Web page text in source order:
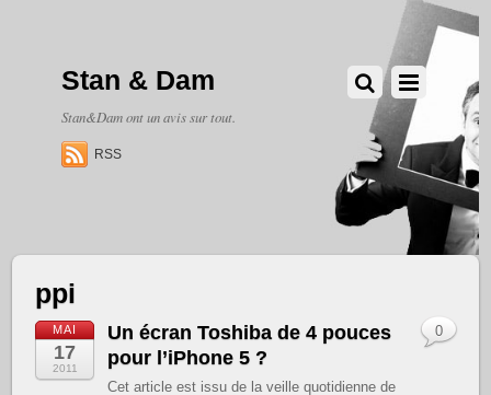
Stan & Dam
Stan&Dam ont un avis sur tout.
RSS
ppi
MAI
17
2011
Un écran Toshiba de 4 pouces
pour l’iPhone 5 ?
Cet article est issu de la veille quotidienne de
0